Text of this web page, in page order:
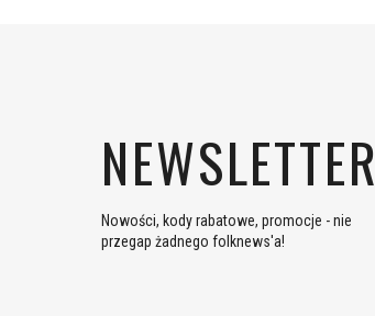
NEWSLETTER
Nowości, kody rabatowe, promocje - nie
przegap żadnego folknews'a!